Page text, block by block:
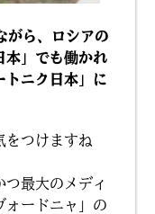
がら、ロシアの
本」でも働かれ
トニク日本」に
をつけますね
つ最大のメディ
ォードニャ」の